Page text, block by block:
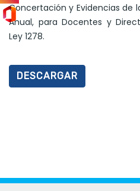
Concertación y Evidencias de
Anual, para Docentes y
Ley 1278.
DESCARGAR